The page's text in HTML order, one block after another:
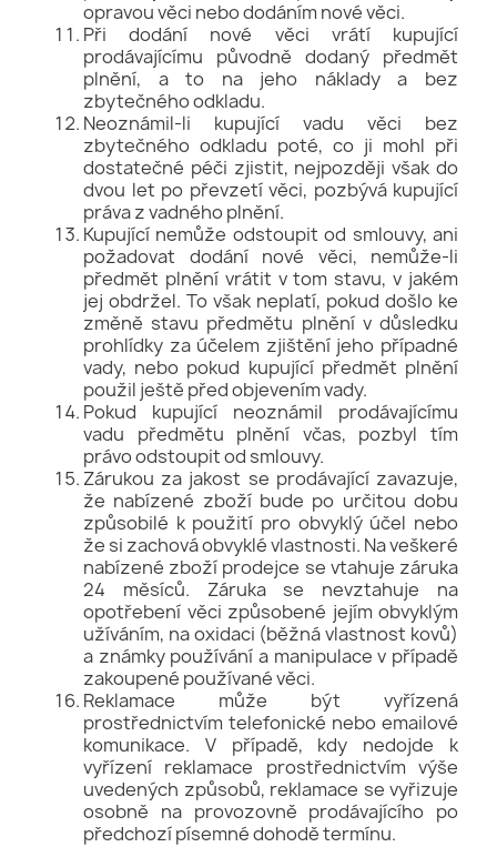
opravou věci nebo dodáním nové věci.
Při dodání nové věci vrátí kupující
prodávajícímu původně dodaný předmět
plnění, a to na jeho náklady a bez
zbytečného odkladu.
Neoznámil-li kupující vadu věci bez
zbytečného odkladu poté, co ji mohl při
dostatečné péči zjistit, nejpozději však do
dvou let po převzetí věci, pozbývá kupující
práva z vadného plnění.
Kupující nemůže odstoupit od smlouvy, ani
požadovat dodání nové věci, nemůže-li
předmět plnění vrátit v tom stavu, v jakém
jej obdržel. To však neplatí, pokud došlo ke
změně stavu předmětu plnění v důsledku
prohlídky za účelem zjištění jeho případné
vady, nebo pokud kupující předmět plnění
použil ještě před objevením vady.
Pokud kupující neoznámil prodávajícímu
vadu předmětu plnění včas, pozbyl tím
právo odstoupit od smlouvy.
Zárukou za jakost se prodávající zavazuje,
že nabízené zboží bude po určitou dobu
způsobilé k použití pro obvyklý účel nebo
že si zachová obvyklé vlastnosti. Na veškeré
nabízené zboží prodejce se vtahuje záruka
24 měsíců. Záruka se nevztahuje na
opotřebení věci způsobené jejím obvyklým
užíváním, na oxidaci (běžná vlastnost kovů)
a známky používání a manipulace v případě
zakoupené používané věci.
Reklamace může být vyřízená
prostřednictvím telefonické nebo emailové
komunikace. V případě, kdy nedojde k
vyřízení reklamace prostřednictvím výše
uvedených způsobů, reklamace se vyřizuje
osobně na provozovně prodávajícího po
předchozí písemné dohodě termínu.